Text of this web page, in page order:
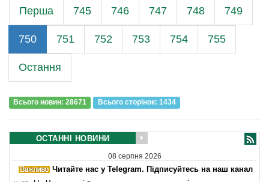
Перша 745 746 747 748 749
750 751 752 753 754 755
Остання
Всього новин: 28671 Всього сторiнок: 1434
ОСТАННІ НОВИНИ
08 серпня 2026
Читайте нас у Telegram. Підписуйтесь на наш канал